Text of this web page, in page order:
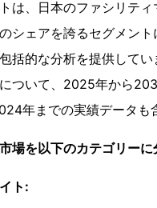
は、日本のファシリテ
シェアを誇るセグメン
括的な分析を提供して
ついて、2025年から
年までの実績データも
場を以下のカテゴリーに
ト: